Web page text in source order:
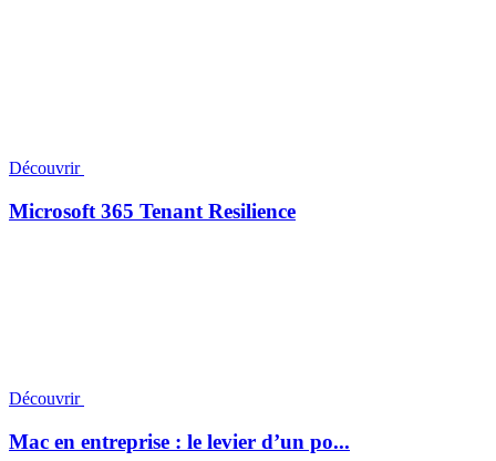
Découvrir
Microsoft 365 Tenant Resilience
Découvrir
Mac en entreprise : le levier d’un po...